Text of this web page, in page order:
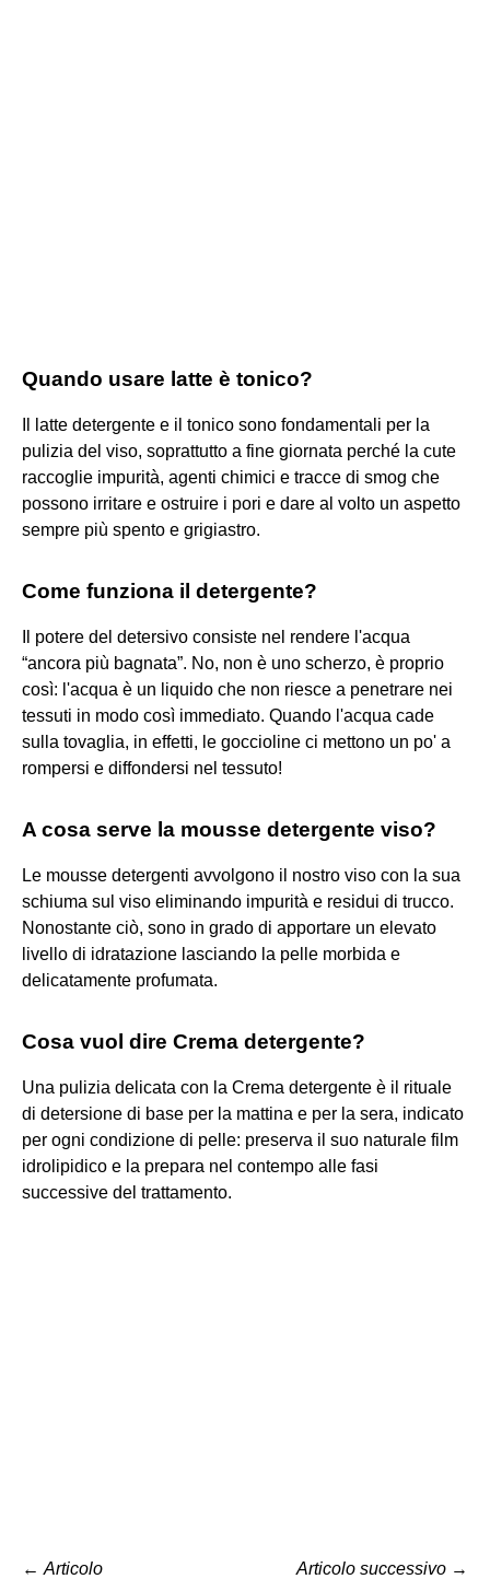
Quando usare latte è tonico?
Il latte detergente e il tonico sono fondamentali per la
pulizia del viso, soprattutto a fine giornata perché la cute
raccoglie impurità, agenti chimici e tracce di smog che
possono irritare e ostruire i pori e dare al volto un aspetto
sempre più spento e grigiastro.
Come funziona il detergente?
Il potere del detersivo consiste nel rendere l'acqua
“ancora più bagnata”. No, non è uno scherzo, è proprio
così: l'acqua è un liquido che non riesce a penetrare nei
tessuti in modo così immediato. Quando l'acqua cade
sulla tovaglia, in effetti, le goccioline ci mettono un po' a
rompersi e diffondersi nel tessuto!
A cosa serve la mousse detergente viso?
Le mousse detergenti avvolgono il nostro viso con la sua
schiuma sul viso eliminando impurità e residui di trucco.
Nonostante ciò, sono in grado di apportare un elevato
livello di idratazione lasciando la pelle morbida e
delicatamente profumata.
Cosa vuol dire Crema detergente?
Una pulizia delicata con la Crema detergente è il rituale
di detersione di base per la mattina e per la sera, indicato
per ogni condizione di pelle: preserva il suo naturale film
idrolipidico e la prepara nel contempo alle fasi
successive del trattamento.
← Articolo
Articolo successivo →